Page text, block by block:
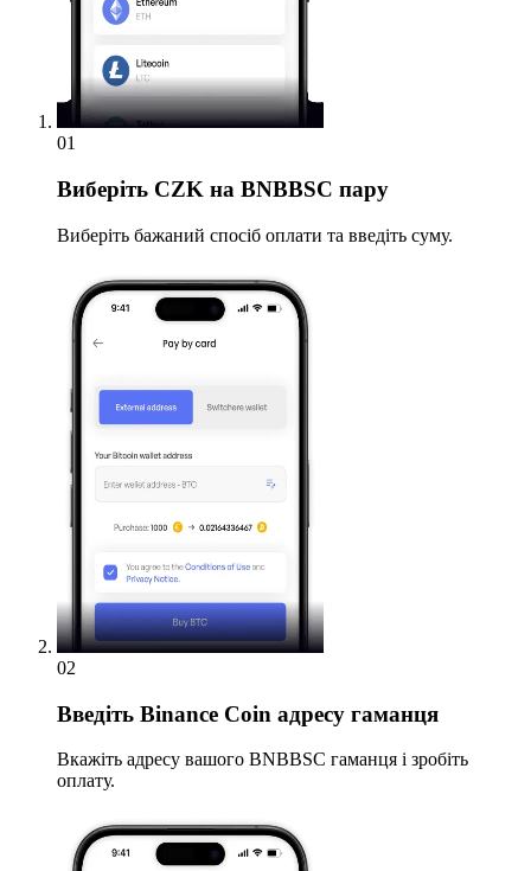
01
Виберіть CZK на BNBBSC пару
Виберіть бажаний спосіб оплати та введіть суму.
02
Введіть Binance Coin адресу гаманця
Вкажіть адресу вашого BNBBSC гаманця і зробіть
оплату.